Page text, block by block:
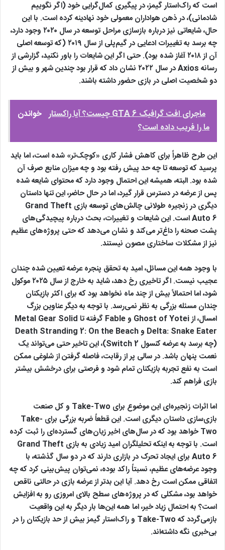
است که راک‌استار گیمز، در پیگیری کمال‌گرایی خود (اگر نگوییم
شادمانی)، در ذهن هواداران معمولی خود نهادینه کرده است. با این
حال، شایعاتی نیز درباره بازسازی مراحل توسعه در سال ۲۰۲۰ وجود دارد،
چه برسد به تغییرات ادعایی در گیم‌پلی از سال ۲۰۱۹ (که توسعه اصلی
آن از ۲۰۱۸ آغاز شده بود). حتی اگر این شایعات را باور نکنید، گزارشی از
رسانه Axios در سال ۲۰۲۲ نشان داد که قرار بود چندین شهر و بیش از
دو شخصیت اصلی در بازی حضور داشته باشند.
خواندن ماجرای افت گرافیک GTA 6 چیست؟ آیا راکستار
ما را فریب داده است؟
این طرح ظاهراً برای کاهش فشار کاری «کوچک‌تر» شده است، اما باید
پرسید که توسعه تا چه حد پیش رفته بود و چه میزان منابع صرف آن
شده بود. البته، همیشه این احتمال وجود دارد که محتوای شایعه‌ شده
پس از عرضه در دسترس قرار گیرد، اما در حال حاضر، این تنها داستان
دیگری در زنجیره طولانی چالش‌های توسعه بازی Grand Theft
Auto 6 است. این شایعات و تغییرات، بحث درباره پیچیدگی‌های
پشت صحنه را داغ‌تر می‌کند و نشان می‌دهد که حتی پروژه‌های عظیم
نیز از مشکلات ساختاری مصون نیستند.
با وجود همه این مسائل، امید به تحقق پنجره عرضه تعیین‌ شده چندان
عجیب نیست. اگر تاخیری رخ دهد، شاید به خارج از سال ۲۰۲۵ موکول
شود، اما احتمالاً بیش از چند ماه نخواهد بود که برای اکثر بازیکنان
چندان مسئله بزرگی به نظر نمی‌رسد. با توجه به دیگر عناوین بزرگ
امسال، از Ghost of Yotei و Fable گرفته تا Metal Gear Solid
Delta: Snake Eater و Death Stranding 2: On the Beach
(چه برسد به عرضه کنسول Switch 2)، این تاخیر حتی می‌تواند یک
نعمت پنهان باشد. در سالی پر از رقابت، فاصله گرفتن از شلوغی ممکن
است به نفع تجربه بازیکنان تمام شود و فرصتی برای درخشش بیشتر
بازی فراهم کند.
اما اثرات زنجیره‌ای این موضوع برای Take-Two و کل صنعت
بازی‌سازی داستان دیگری است. این قطعاً ضربه بزرگی برای Take-
Two خواهد بود که در سال‌های اخیر زیان‌های گسترده‌ای را ثبت کرده
است. با توجه به اینکه تحلیلگران امید زیادی به بازی Grand Theft
Auto 6 برای ایجاد تحرک در بازاری دارند که در دو سال گذشته، با
وجود عرضه‌های عظیم، نسبتاً راکد بوده، نمی‌توان پیش‌بینی کرد که چه
اتفاقی ممکن است رخ دهد. آیا این بدتر از عرضه بازی در حالتی ناقص
خواهد بود، مشکلی که در پروژه‌های سطح بالای امروزی رو به افزایش
است؟ به احتمال زیاد خیر، اما همه این‌ها بار دیگر به این واقعیت
بازمی‌گردد که Take-Two و راک‌استار گیمز بیش از حد بازیکنان را در
بی‌خبری نگه داشته‌اند.